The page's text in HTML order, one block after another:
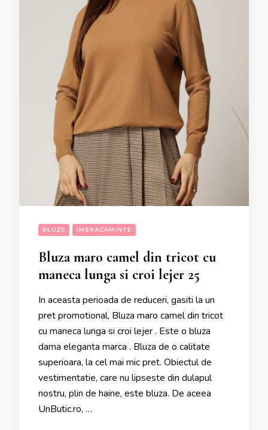
BLUZE IMBRACAMINTE
Bluza maro camel din tricot cu
maneca lunga si croi lejer 25
In aceasta perioada de reduceri, gasiti la un
pret promotional, Bluza maro camel din tricot
cu maneca lunga si croi lejer . Este o bluza
dama eleganta marca . Bluza de o calitate
superioara, la cel mai mic pret. Obiectul de
vestimentatie, care nu lipseste din dulapul
nostru, plin de haine, este bluza. De aceea
UnButic.ro, …